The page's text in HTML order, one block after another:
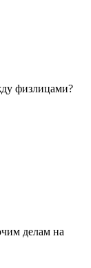
физлицами?
делам на